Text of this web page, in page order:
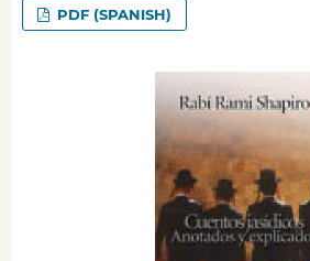
PDF (SPANISH)